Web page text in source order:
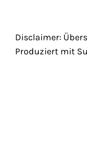
Disclaimer:
Produziert mit